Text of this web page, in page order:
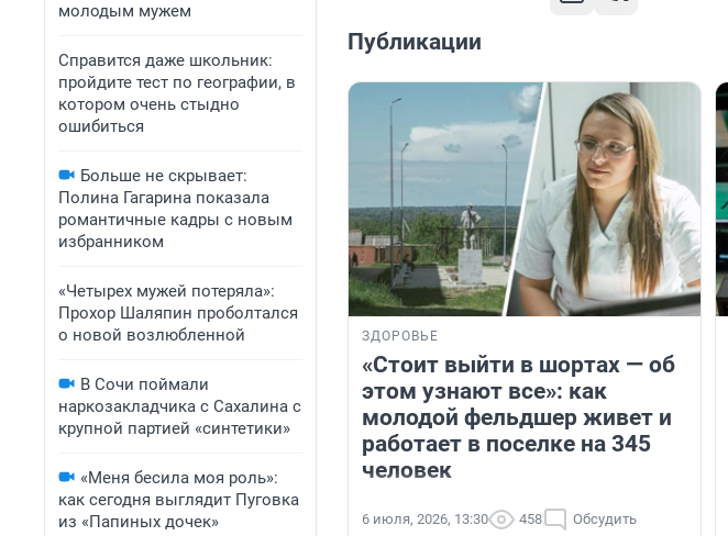
молодым мужем
Справится даже школьник:
пройдите тест по географии, в
котором очень стыдно
ошибиться
Больше не скрывает:
Полина Гагарина показала
романтичные кадры с новым
избранником
«Четырех мужей потеряла»:
Прохор Шаляпин проболтался
о новой возлюбленной
В Сочи поймали
наркозакладчика с Сахалина с
крупной партией «синтетики»
«Меня бесила моя роль»:
как сегодня выглядит Пуговка
из «Папиных дочек»
Публикации
ЗДОРОВЬЕ
«Стоит выйти в шортах — об
этом узнают все»: как
молодой фельдшер живет и
работает в поселке на 345
человек
6 июля, 2026, 13:30 458 Обсудить